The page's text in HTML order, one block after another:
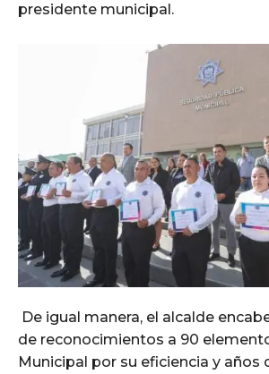
presidente municipal.
De igual manera, el alcalde
de reconocimientos a 90
Municipal por su eficiencia y años